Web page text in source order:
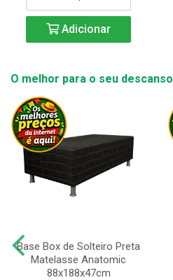
Adicionar
O melhor para o seu descanso
Base Box de Solteiro Preta
Matelasse Anatomic
88x188x47cm